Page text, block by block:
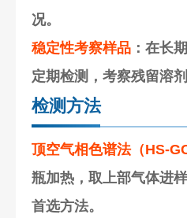
况。
稳定性考察样品 ：在长
定期检测，考察残留溶
检测方法
顶空气相色谱法（HS-GC
瓶加热，取上部气体进
首选方法。